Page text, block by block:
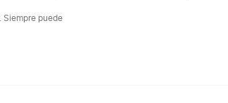
. Siempre puede